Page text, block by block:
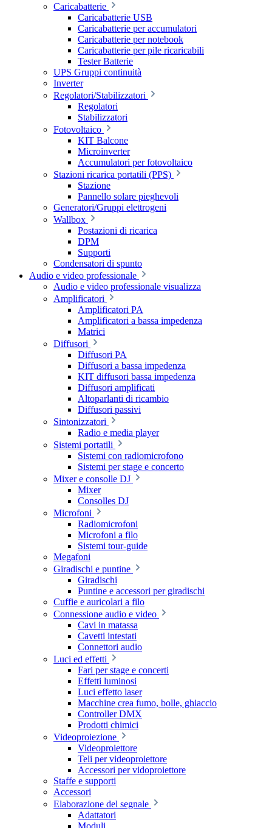
Caricabatterie
Caricabatterie USB
Caricabatterie per accumulatori
Caricabatterie per notebook
Caricabatterie per pile ricaricabili
Tester Batterie
UPS Gruppi continuità
Inverter
Regolatori/Stabilizzatori
Regolatori
Stabilizzatori
Fotovoltaico
KIT Balcone
Microinverter
Accumulatori per fotovoltaico
Stazioni ricarica portatili (PPS)
Stazione
Pannello solare pieghevoli
Generatori/Gruppi elettrogeni
Wallbox
Postazioni di ricarica
DPM
Supporti
Condensatori di spunto
Audio e video professionale
Audio e video professionale visualizza
Amplificatori
Amplificatori PA
Amplificatori a bassa impedenza
Matrici
Diffusori
Diffusori PA
Diffusori a bassa impedenza
KIT diffusori bassa impedenza
Diffusori amplificati
Altoparlanti di ricambio
Diffusori passivi
Sintonizzatori
Radio e media player
Sistemi portatili
Sistemi con radiomicrofono
Sistemi per stage e concerto
Mixer e consolle DJ
Mixer
Consolles DJ
Microfoni
Radiomicrofoni
Microfoni a filo
Sistemi tour-guide
Megafoni
Giradischi e puntine
Giradischi
Puntine e accessori per giradischi
Cuffie e auricolari a filo
Connessione audio e video
Cavi in matassa
Cavetti intestati
Connettori audio
Luci ed effetti
Fari per stage e concerti
Effetti luminosi
Luci effetto laser
Macchine crea fumo, bolle, ghiaccio
Controller DMX
Prodotti chimici
Videoproiezione
Videoproiettore
Teli per videoproiettore
Accessori per vidoproiettore
Staffe e supporti
Accessori
Elaborazione del segnale
Adattatori
Moduli